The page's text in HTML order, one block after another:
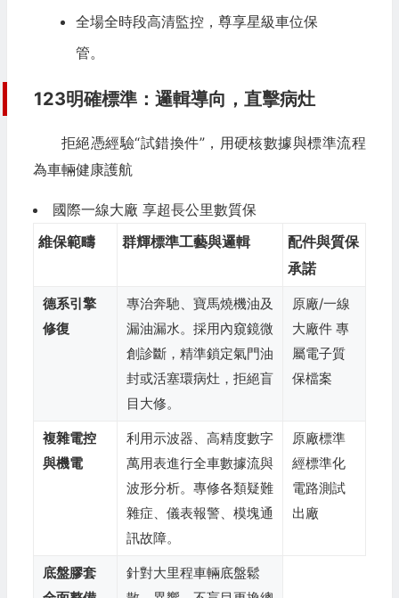
全場全時段高清監控，尊享星級車位保
管。
123明確標準：邏輯導向，直擊病灶
拒絕憑經驗“試錯換件”，用硬核數據與標準流程
為車輛健康護航
國際一線大廠 享超長公里數質保
維保範疇
群輝標準工藝與邏輯
配件與質保
承諾
德系引擎
修復
專治奔馳、寶馬燒機油及
漏油漏水。採用內窺鏡微
創診斷，精準鎖定氣門油
封或活塞環病灶，拒絕盲
目大修。
原廠/一線
大廠件專
屬電子質
保檔案
複雜電控
與機電
利用示波器、高精度數字
萬用表進行全車數據流與
波形分析。專修各類疑難
雜症、儀表報警、模塊通
訊故障。
原廠標準
經標準化
電路測試
出廠
底盤膠套
針對大里程車輛底盤鬆